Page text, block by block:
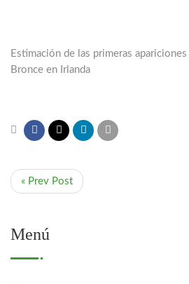
Estimación de las primeras
Bronce en Irlanda
« Prev Post
Menú